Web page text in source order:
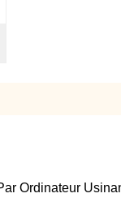
Ordinateur